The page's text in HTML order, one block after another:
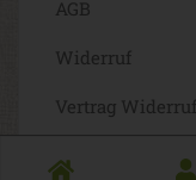
AGB
Widerruf
Vertrag Widerruf
Barrierefreiheit